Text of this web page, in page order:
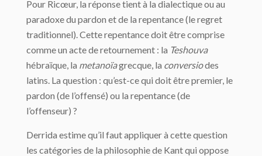
Pour Ricœur, la réponse tient à la dialectique ou au
paradoxe du pardon et de la repentance (le regret
traditionnel). Cette repentance doit être comprise
comme un acte de retournement : la Teshouva
hébraïque, la metanoïagrecque, la conversiodes
latins. La question : qu’est-ce qui doit être premier, le
pardon (de l’offensé) ou la repentance (de
l’offenseur) ?
Derrida estime qu’il faut appliquer à cette question
les catégories de la philosophie de Kant qui oppose